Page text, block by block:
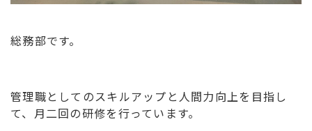
総務部です。
管理職としてのスキルアップと人間力向上を目指し
て、月二回の研修を行っています。